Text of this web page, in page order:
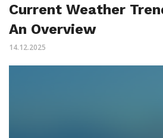
Current Weather
An Overview
14.12.2025